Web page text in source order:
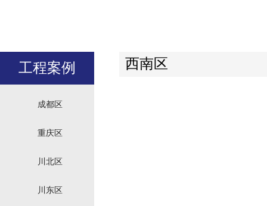
工程案例
成都区
重庆区
川北区
川东区
西南区